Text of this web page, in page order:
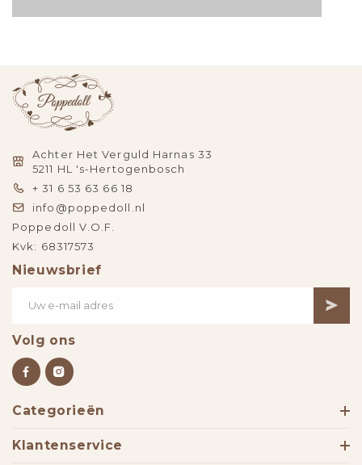
Achter Het Verguld Harnas 33
5211 HL 's-Hertogenbosch
+ 31 6 53 63 66 18
info@poppedoll.nl
Poppedoll V.O.F.
Kvk: 68317573
Nieuwsbrief
Volg ons
Categorieën
Klantenservice